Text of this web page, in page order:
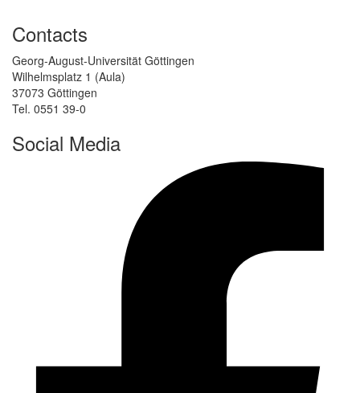
Contacts
Georg-August-Universität Göttingen
Wilhelmsplatz 1 (Aula)
37073 Göttingen
Tel. 0551 39-0
Social Media